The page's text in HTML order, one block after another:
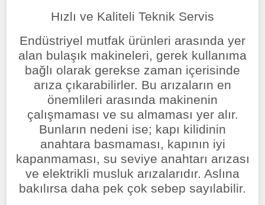
Hızlı ve Kaliteli Teknik Servis
Endüstriyel mutfak ürünleri arasında yer
alan bulaşık makineleri, gerek kullanıma
bağlı olarak gerekse zaman içerisinde
arıza çıkarabilirler. Bu arızaların en
önemlileri arasında makinenin
çalışmaması ve su almaması yer alır.
Bunların nedeni ise; kapı kilidinin
anahtara basmaması, kapının iyi
kapanmaması, su seviye anahtarı arızası
ve elektrikli musluk arızalarıdır. Aslına
bakılırsa daha pek çok sebep sayılabilir.